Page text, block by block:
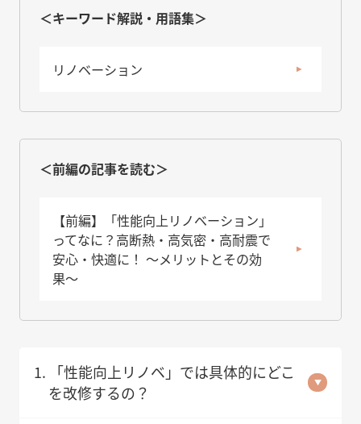
＜キーワード解説・用語集＞
リノベーション
＜前編の記事を読む＞
【前編】「性能向上リノベーション」
ってなに？高断熱・高気密・高耐震で
安心・快適に！ 〜メリットとその効
果〜
1. 「性能向上リノベ」では具体的にどこ
を改修するの？